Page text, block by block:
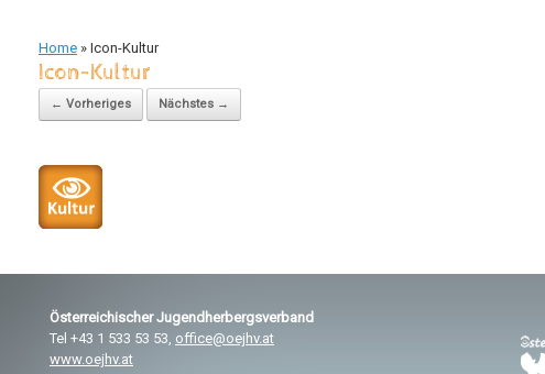
Home » Icon-Kultur
Icon-Kultur
← Vorheriges Nächstes →
ÖsterreichischerJugendherbergsverband
Tel +43 1 533 53 53, office@oejhv.at
www.oejhv.at